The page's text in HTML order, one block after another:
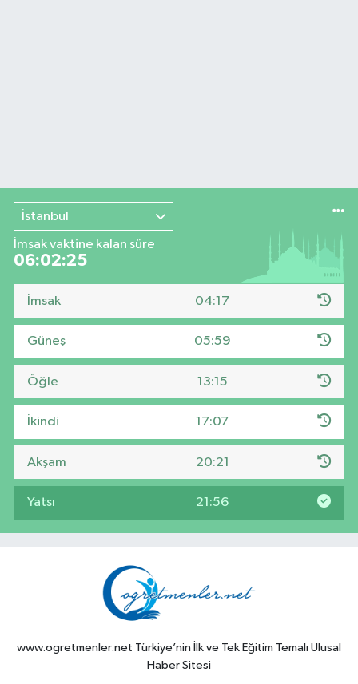
İstanbul
İmsak vaktine kalan süre
06:02:24
İmsak 04:17
Güneş 05:59
Öğle 13:15
İkindi 17:07
Akşam 20:21
Yatsı 21:56
www.ogretmenler.net Türkiye’nin İlk ve Tek Eğitim Temalı Ulusal
Haber Sitesi